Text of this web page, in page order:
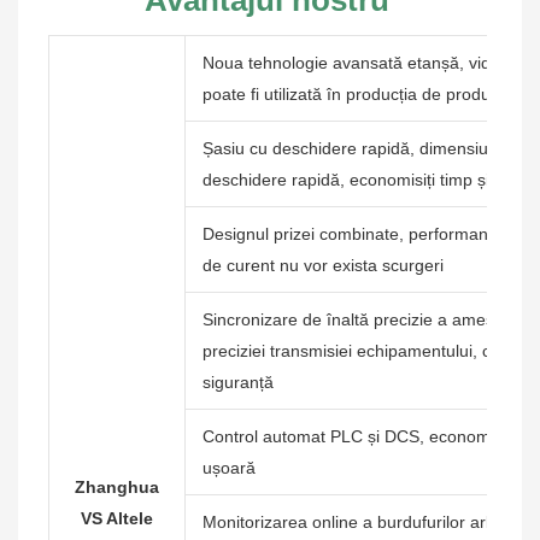
Zhanghua
VS Altele
Noua tehnologie avansată etanșă, vid
poate fi utilizată în producția de produse de
Șasiu cu deschidere rapidă, dimensiunea
deschidere rapidă, economisiți timp și
Designul prizei combinate, performanță de
de curent nu vor exista scurgeri
Sincronizare de înaltă precizie a
preciziei transmisiei echipamentului,
siguranță
Control automat PLC și DCS, economisiți
ușoară
Monitorizarea online a burdufurilor